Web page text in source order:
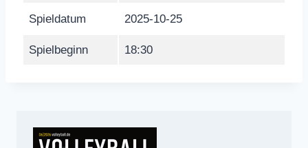
Spieldatum 2025-10-25
Spielbeginn 18:30